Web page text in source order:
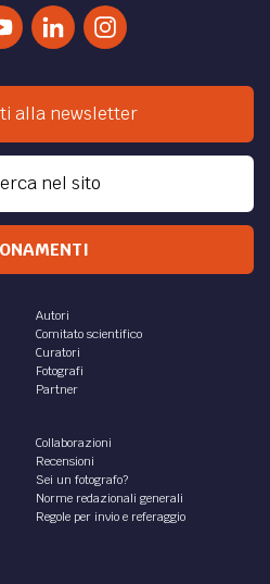
alla newsletter
nel sito
Autori
Comitato scientifico
Curatori
Fotografi
Partner
Collaborazioni
Recensioni
Sei un fotografo?
Norme redazionali generali
Regole per invio e referaggio